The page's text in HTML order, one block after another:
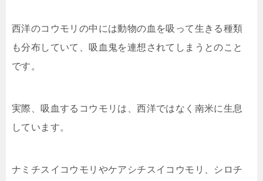
西洋のコウモリの中には動物の血を吸って生きる種類
も分布していて、吸血鬼を連想されてしまうとのこと
です。
実際、吸血するコウモリは、西洋ではなく南米に生息
しています。
ナミチスイコウモリやケアシチスイコウモリ、シロチ